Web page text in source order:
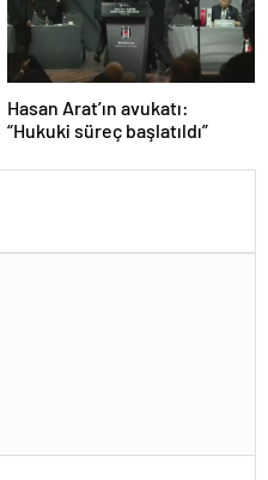
Hasan Arat’ın avukatı:
“Hukuki süreç başlatıldı”